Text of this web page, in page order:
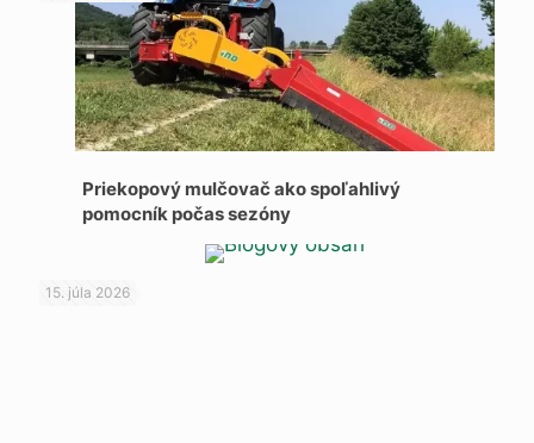
Priekopový mulčovač ako spoľahlivý
pomocník počas sezóny
15. júla 2026